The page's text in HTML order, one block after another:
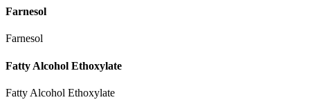
Farnesol
Farnesol
Fatty Alcohol Ethoxylate
Fatty Alcohol Ethoxylate